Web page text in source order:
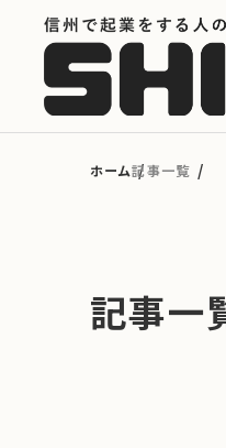
カテゴリから探す
地域から探す
記事一覧
記事一